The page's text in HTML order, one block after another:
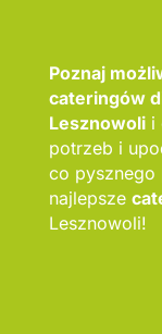
Poznaj
cateringów
Lesznowolii
potrzeb i
co pysznego
najlepsze
Lesznowoli!